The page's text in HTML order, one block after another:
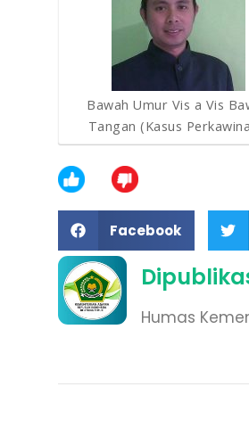
Bawah Umur Vis a Vis
Tangan (Kasus
Facebook
Humas